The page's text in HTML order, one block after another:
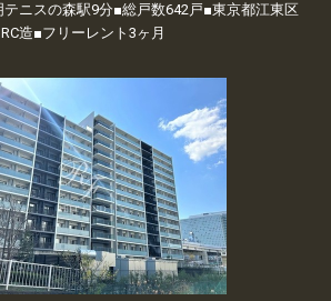
ニスの森駅9分■総戸数642戸■東京都江東区
造■フリーレント3ヶ月